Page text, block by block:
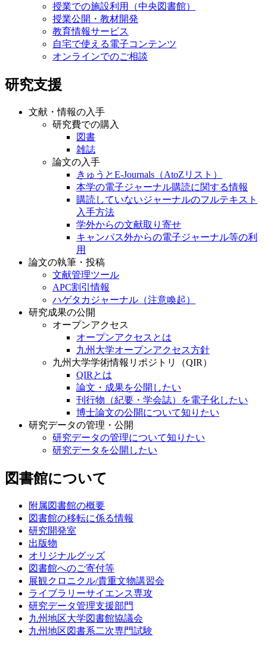
授業での施設利用（中央図書館）
授業公開・教材開発
教育情報サービス
自宅で使える電子コンテンツ
オンラインでのご相談
研究支援
文献・情報の入手
研究費での購入
図書
雑誌
論文の入手
きゅうとE-Journals（AtoZリスト）
本学の電子ジャーナル購読に関する情報
購読していないジャーナルのフルテキスト
入手方法
学外からの文献取り寄せ
キャンパス外からの電子ジャーナル等の利
用
論文の執筆・投稿
文献管理ツール
APC割引情報
ハゲタカジャーナル（注意喚起）
研究成果の公開
オープンアクセス
オープンアクセスとは
九州大学オープンアクセス方針
九州大学学術情報リポジトリ（QIR）
QIRとは
論文・成果を公開したい
刊行物（紀要・学会誌）を電子化したい
博士論文の公開について知りたい
研究データの管理・公開
研究データの管理について知りたい
研究データを公開したい
図書館について
附属図書館の概要
図書館の移転に係る情報
研究開発室
出版物
オリジナルグッズ
図書館へのご寄付等
展観クロニクル/貴重文物講習会
ライブラリーサイエンス専攻
研究データ管理支援部門
九州地区大学図書館協議会
九州地区図書系二次専門試験